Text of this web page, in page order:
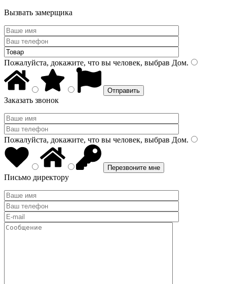
Вызвать замерщика
Пожалуйста, докажите, что вы человек, выбрав Дом.
Заказать звонок
Пожалуйста, докажите, что вы человек, выбрав Дом.
Письмо директору